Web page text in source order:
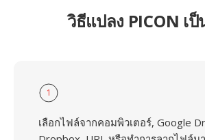
วิธีแปลง PICON เป็
1
เลือกไฟล์จากคอมพิวเตอร์, Google